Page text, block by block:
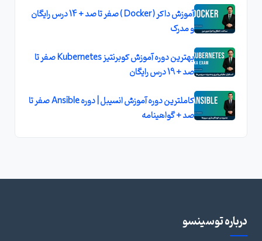
آموزش داکر ( Docker ) صفر تا صد + 14 درس رايگان
و مدرک
بهترين دوره آموزش کوبرنتيز Kubernetes صفر تا
صد + 19 درس رايگان
کاملترين دوره آموزش انسيبل | دوره Ansible صفر تا
صد + گواهينامه
درباره توسینسو